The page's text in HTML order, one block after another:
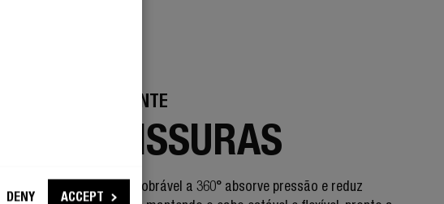
DENY ACCEPT
SUPERRESISTENTE
SEM FISSURAS
O alívio de tensão dobrável a 360° absorve pressão e reduz